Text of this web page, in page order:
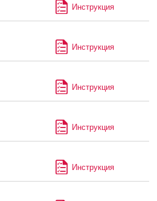
Инструкция
Инструкция
Инструкция
Инструкция
Инструкция